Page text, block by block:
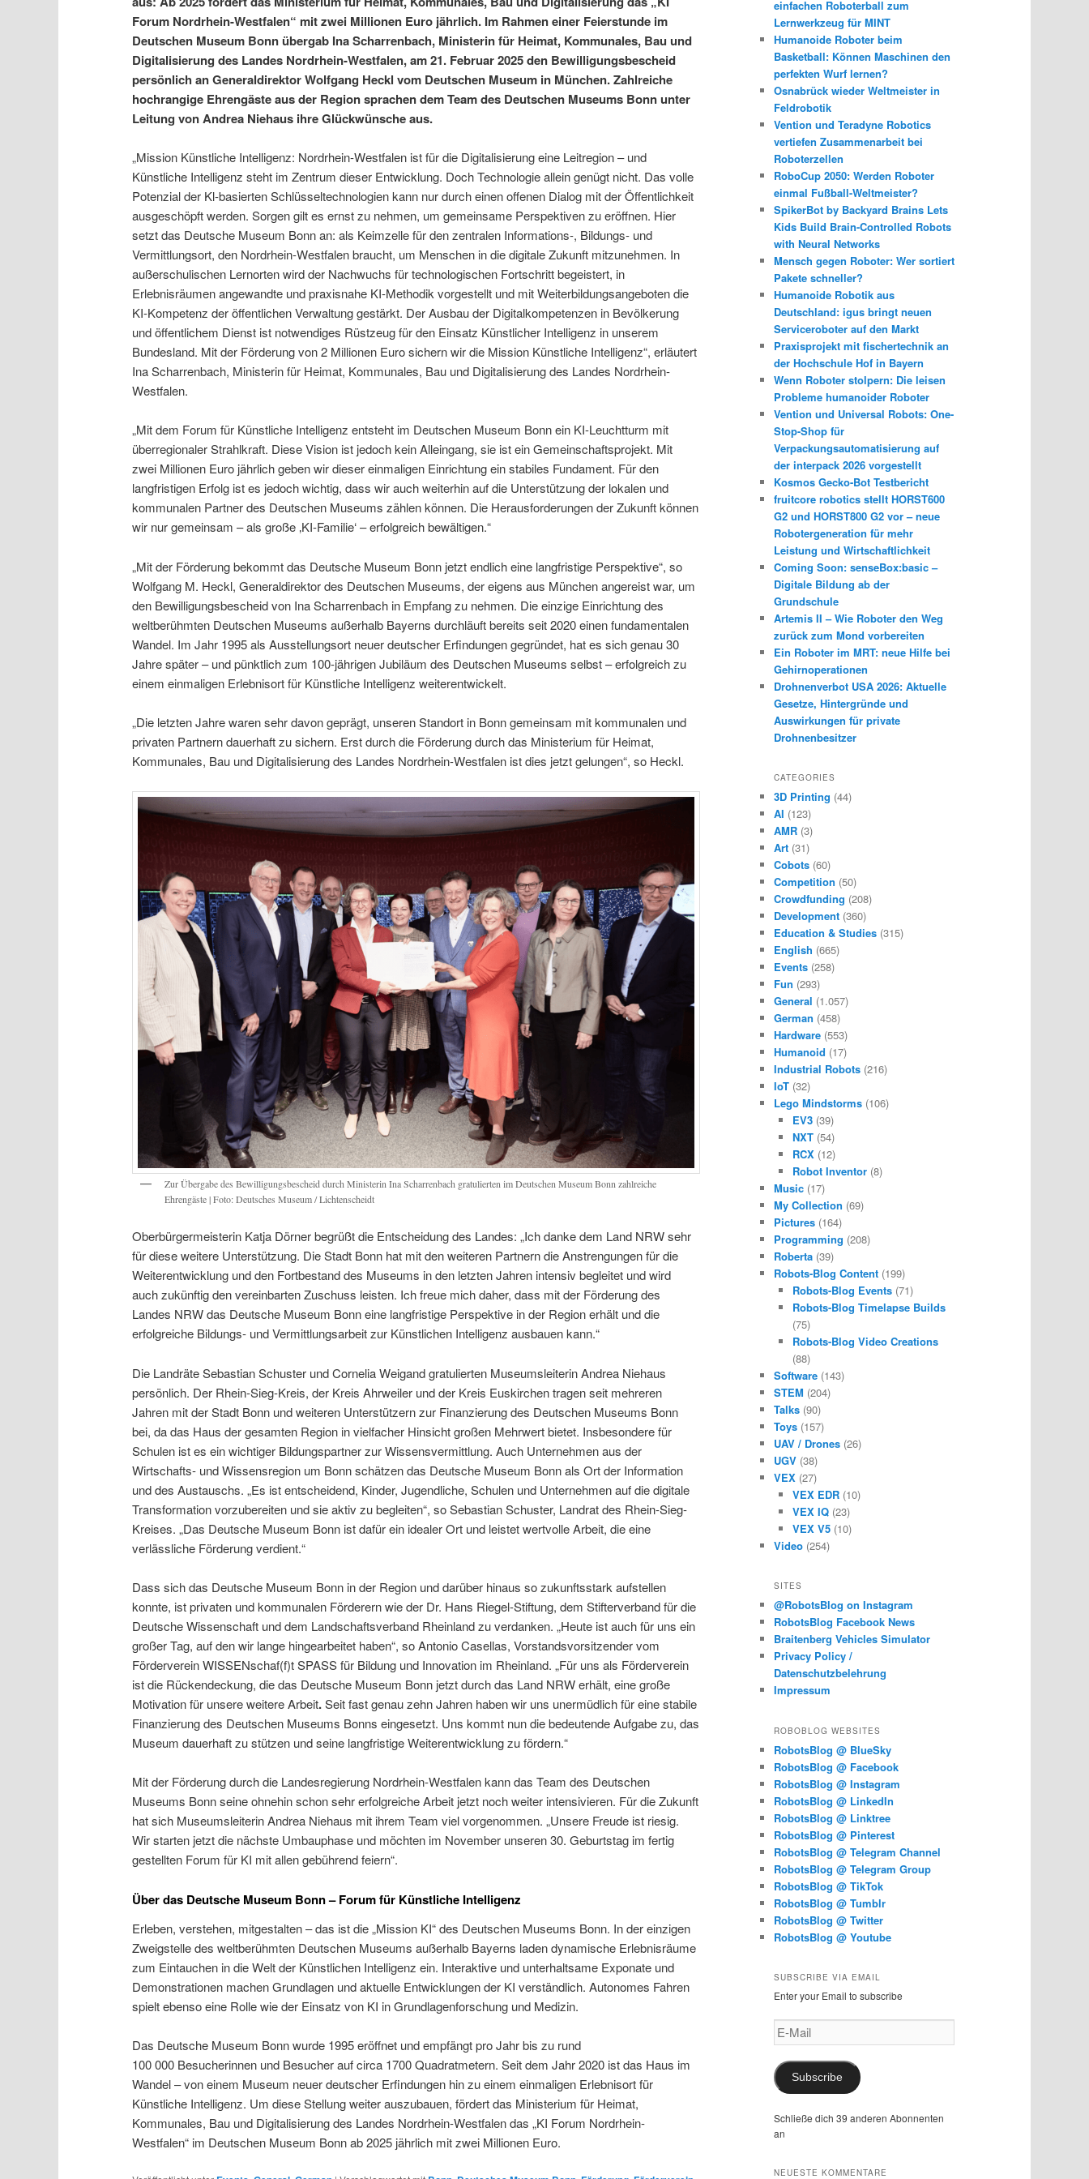
Forum Nordrhein-Westfalen“ mit zwei Millionen Euro jährlich. Im Rahmen einer Feierstunde im
Deutschen Museum Bonn übergab Ina Scharrenbach, Ministerin für Heimat, Kommunales, Bau und
Digitalisierung des Landes Nordrhein-Westfalen, am 21. Februar 2025 den Bewilligungsbescheid
persönlich an Generaldirektor Wolfgang Heckl vom Deutschen Museum in München. Zahlreiche
hochrangige Ehrengäste aus der Region sprachen dem Team des Deutschen Museums Bonn unter
Leitung von Andrea Niehaus ihre Glückwünsche aus.
„Mission Künstliche Intelligenz: Nordrhein-Westfalen ist für die Digitalisierung eine Leitregion – und
Künstliche Intelligenz steht im Zentrum dieser Entwicklung. Doch Technologie allein genügt nicht. Das volle
Potenzial der Kl-basierten Schlüsseltechnologien kann nur durch einen offenen Dialog mit der Öffentlichkeit
ausgeschöpft werden. Sorgen gilt es ernst zu nehmen, um gemeinsame Perspektiven zu eröffnen. Hier
setzt das Deutsche Museum Bonn an: als Keimzelle für den zentralen Informations-, Bildungs- und
Vermittlungsort, den Nordrhein-Westfalen braucht, um Menschen in die digitale Zukunft mitzunehmen. In
außerschulischen Lernorten wird der Nachwuchs für technologischen Fortschritt begeistert, in
Erlebnisräumen angewandte und praxisnahe KI-Methodik vorgestellt und mit Weiterbildungsangeboten die
KI-Kompetenz der öffentlichen Verwaltung gestärkt. Der Ausbau der Digitalkompetenzen in Bevölkerung
und öffentlichem Dienst ist notwendiges Rüstzeug für den Einsatz Künstlicher Intelligenz in unserem
Bundesland. Mit der Förderung von 2 Millionen Euro sichern wir die Mission Künstliche Intelligenz“, erläutert
Ina Scharrenbach, Ministerin für Heimat, Kommunales, Bau und Digitalisierung des Landes Nordrhein-
Westfalen.
„Mit dem Forum für Künstliche Intelligenz entsteht im Deutschen Museum Bonn ein KI-Leuchtturm mit
überregionaler Strahlkraft. Diese Vision ist jedoch kein Alleingang, sie ist ein Gemeinschaftsprojekt. Mit
zwei Millionen Euro jährlich geben wir dieser einmaligen Einrichtung ein stabiles Fundament. Für den
langfristigen Erfolg ist es jedoch wichtig, dass wir auch weiterhin auf die Unterstützung der lokalen und
kommunalen Partner des Deutschen Museums zählen können. Die Herausforderungen der Zukunft können
wir nur gemeinsam – als große ‚KI-Familie‘ – erfolgreich bewältigen.“
„Mit der Förderung bekommt das Deutsche Museum Bonn jetzt endlich eine langfristige Perspektive“, so
Wolfgang M. Heckl, Generaldirektor des Deutschen Museums, der eigens aus München angereist war, um
den Bewilligungsbescheid von Ina Scharrenbach in Empfang zu nehmen. Die einzige Einrichtung des
weltberühmten Deutschen Museums außerhalb Bayerns durchläuft bereits seit 2020 einen fundamentalen
Wandel. Im Jahr 1995 als Ausstellungsort neuer deutscher Erfindungen gegründet, hat es sich genau 30
Jahre später – und pünktlich zum 100-jährigen Jubiläum des Deutschen Museums selbst – erfolgreich zu
einem einmaligen Erlebnisort für Künstliche Intelligenz weiterentwickelt.
„Die letzten Jahre waren sehr davon geprägt, unseren Standort in Bonn gemeinsam mit kommunalen und
privaten Partnern dauerhaft zu sichern. Erst durch die Förderung durch das Ministerium für Heimat,
Kommunales, Bau und Digitalisierung des Landes Nordrhein-Westfalen ist dies jetzt gelungen“, so Heckl.
Zur Übergabe des Bewilligungsbescheid durch Ministerin Ina Scharrenbach gratulierten im Deutschen Museum Bonn zahlreiche
Ehrengäste | Foto: Deutsches Museum / Lichtenscheidt
Oberbürgermeisterin Katja Dörner begrüßt die Entscheidung des Landes: „Ich danke dem Land NRW sehr
für diese weitere Unterstützung. Die Stadt Bonn hat mit den weiteren Partnern die Anstrengungen für die
Weiterentwicklung und den Fortbestand des Museums in den letzten Jahren intensiv begleitet und wird
auch zukünftig den vereinbarten Zuschuss leisten. Ich freue mich daher, dass mit der Förderung des
Landes NRW das Deutsche Museum Bonn eine langfristige Perspektive in der Region erhält und die
erfolgreiche Bildungs- und Vermittlungsarbeit zur Künstlichen Intelligenz ausbauen kann.“
Die Landräte Sebastian Schuster und Cornelia Weigand gratulierten Museumsleiterin Andrea Niehaus
persönlich. Der Rhein-Sieg-Kreis, der Kreis Ahrweiler und der Kreis Euskirchen tragen seit mehreren
Jahren mit der Stadt Bonn und weiteren Unterstützern zur Finanzierung des Deutschen Museums Bonn
bei, da das Haus der gesamten Region in vielfacher Hinsicht großen Mehrwert bietet. Insbesondere für
Schulen ist es ein wichtiger Bildungspartner zur Wissensvermittlung. Auch Unternehmen aus der
Wirtschafts- und Wissensregion um Bonn schätzen das Deutsche Museum Bonn als Ort der Information
und des Austauschs. „Es ist entscheidend, Kinder, Jugendliche, Schulen und Unternehmen auf die digitale
Transformation vorzubereiten und sie aktiv zu begleiten“, so Sebastian Schuster, Landrat des Rhein-Sieg-
Kreises. „Das Deutsche Museum Bonn ist dafür ein idealer Ort und leistet wertvolle Arbeit, die eine
verlässliche Förderung verdient.“
Dass sich das Deutsche Museum Bonn in der Region und darüber hinaus so zukunftsstark aufstellen
konnte, ist privaten und kommunalen Förderern wie der Dr. Hans Riegel-Stiftung, dem Stifterverband für die
Deutsche Wissenschaft und dem Landschaftsverband Rheinland zu verdanken. „Heute ist auch für uns ein
großer Tag, auf den wir lange hingearbeitet haben“, so Antonio Casellas, Vorstandsvorsitzender vom
Förderverein WISSENschaf(f)t SPASS für Bildung und Innovation im Rheinland. „Für uns als Förderverein
ist die Rückendeckung, die das Deutsche Museum Bonn jetzt durch das Land NRW erhält, eine große
Motivation für unsere weitere Arbeit.Seit fast genau zehn Jahren haben wir uns unermüdlich für eine stabile
Finanzierung des Deutschen Museums Bonns eingesetzt. Uns kommt nun die bedeutende Aufgabe zu, das
Museum dauerhaft zu stützen und seine langfristige Weiterentwicklung zu fördern.“
Mit der Förderung durch die Landesregierung Nordrhein-Westfalen kann das Team des Deutschen
Museums Bonn seine ohnehin schon sehr erfolgreiche Arbeit jetzt noch weiter intensivieren. Für die Zukunft
hat sich Museumsleiterin Andrea Niehaus mit ihrem Team viel vorgenommen. „Unsere Freude ist riesig.
Wir starten jetzt die nächste Umbauphase und möchten im November unseren 30. Geburtstag im fertig
gestellten Forum für KI mit allen gebührend feiern“.
Über das Deutsche Museum Bonn – Forum für Künstliche Intelligenz
Erleben, verstehen, mitgestalten – das ist die „Mission KI“ des Deutschen Museums Bonn. In der einzigen
Zweigstelle des weltberühmten Deutschen Museums außerhalb Bayerns laden dynamische Erlebnisräume
zum Eintauchen in die Welt der Künstlichen Intelligenz ein. Interaktive und unterhaltsame Exponate und
Demonstrationen machen Grundlagen und aktuelle Entwicklungen der KI verständlich. Autonomes Fahren
spielt ebenso eine Rolle wie der Einsatz von KI in Grundlagenforschung und Medizin.
Das Deutsche Museum Bonn wurde 1995 eröffnet und empfängt pro Jahr bis zu rund
100 000 Besucherinnen und Besucher auf circa 1700 Quadratmetern. Seit dem Jahr 2020 ist das Haus im
Wandel – von einem Museum neuer deutscher Erfindungen hin zu einem einmaligen Erlebnisort für
Künstliche Intelligenz. Um diese Stellung weiter auszubauen, fördert das Ministerium für Heimat,
Kommunales, Bau und Digitalisierung des Landes Nordrhein-Westfalen das „KI Forum Nordrhein-
Westfalen“ im Deutschen Museum Bonn ab 2025 jährlich mit zwei Millionen Euro.
einfachen Roboterball zum
Lernwerkzeug für MINT
Humanoide Roboter beim
Basketball: Können Maschinen den
perfekten Wurf lernen?
Osnabrück wieder Weltmeister in
Feldrobotik
Vention und Teradyne Robotics
vertiefen Zusammenarbeit bei
Roboterzellen
RoboCup 2050: Werden Roboter
einmal Fußball-Weltmeister?
SpikerBot by Backyard Brains Lets
Kids Build Brain-Controlled Robots
with Neural Networks
Mensch gegen Roboter: Wer sortiert
Pakete schneller?
Humanoide Robotik aus
Deutschland: igus bringt neuen
Serviceroboter auf den Markt
Praxisprojekt mit fischertechnik an
der Hochschule Hof in Bayern
Wenn Roboter stolpern: Die leisen
Probleme humanoider Roboter
Vention und Universal Robots: One-
Stop-Shop für
Verpackungsautomatisierung auf
der interpack 2026 vorgestellt
Kosmos Gecko-Bot Testbericht
fruitcore robotics stellt HORST600
G2 und HORST800 G2 vor – neue
Robotergeneration für mehr
Leistung und Wirtschaftlichkeit
Coming Soon: senseBox:basic –
Digitale Bildung ab der
Grundschule
Artemis II – Wie Roboter den Weg
zurück zum Mond vorbereiten
Ein Roboter im MRT: neue Hilfe bei
Gehirnoperationen
Drohnenverbot USA 2026: Aktuelle
Gesetze, Hintergründe und
Auswirkungen für private
Drohnenbesitzer
CATEGORIES
3D Printing (44)
AI (123)
AMR (3)
Art (31)
Cobots (60)
Competition (50)
Crowdfunding (208)
Development (360)
Education & Studies (315)
English (665)
Events (258)
Fun (293)
General (1.057)
German (458)
Hardware (553)
Humanoid (17)
Industrial Robots (216)
IoT (32)
Lego Mindstorms (106)
EV3(39)
NXT(54)
RCX(12)
Robot Inventor(8)
Music (17)
My Collection (69)
Pictures (164)
Programming (208)
Roberta (39)
Robots-Blog Content (199)
Robots-Blog Events(71)
Robots-Blog Timelapse Builds
(75)
Robots-Blog Video Creations
(88)
Software (143)
STEM (204)
Talks (90)
Toys (157)
UAV / Drones (26)
UGV (38)
VEX (27)
VEX EDR(10)
VEX IQ(23)
VEX V5(10)
Video (254)
SITES
@RobotsBlog on Instagram
RobotsBlog Facebook News
Braitenberg Vehicles Simulator
Privacy Policy /
Datenschutzbelehrung
Impressum
ROBOBLOG WEBSITES
RobotsBlog @ BlueSky
RobotsBlog @ Facebook
RobotsBlog @ Instagram
RobotsBlog @ LinkedIn
RobotsBlog @ Linktree
RobotsBlog @ Pinterest
RobotsBlog @ Telegram Channel
RobotsBlog @ Telegram Group
RobotsBlog @ TikTok
RobotsBlog @ Tumblr
RobotsBlog @ Twitter
RobotsBlog @ Youtube
SUBSCRIBE VIA EMAIL
Enter your Email to subscribe
E-
Mail
Subscribe
Schließe dich 39 anderen Abonnenten
an
NEUESTE KOMMENTARE